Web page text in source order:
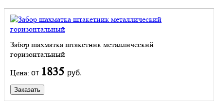
Забор шахматка штакетник металлический
горизонтальный
Цена: от 1835 руб.
Заказать